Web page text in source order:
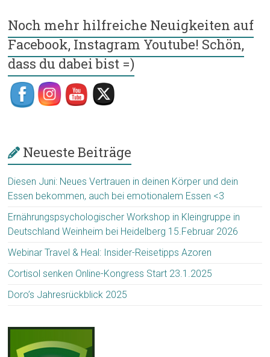
Noch mehr hilfreiche Neuigkeiten auf
Facebook, Instagram Youtube! Schön,
dass du dabei bist =)
Neueste Beiträge
Diesen Juni: Neues Vertrauen in deinen Körper und dein
Essen bekommen, auch bei emotionalem Essen <3
Ernährungspsychologischer Workshop in Kleingruppe in
Deutschland Weinheim bei Heidelberg 15.Februar 2026
Webinar Travel & Heal: Insider-Reisetipps Azoren
Cortisol senken Online-Kongress Start 23.1.2025
Doro’s Jahresrückblick 2025